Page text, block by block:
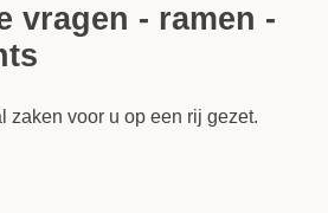
vragen - ramen -
zaken voor u op een rij gezet.